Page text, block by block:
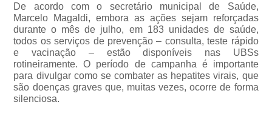
De acordo com o secretário municipal de Saúde,
Marcelo Magaldi, embora as ações sejam reforçadas
durante o mês de julho, em 183 unidades de saúde,
todos os serviços de prevenção – consulta, teste rápido
e vacinação – estão disponíveis nas UBSs
rotineiramente. O período de campanha é importante
para divulgar como se combater as hepatites virais, que
são doenças graves que, muitas vezes, ocorre de forma
silenciosa.